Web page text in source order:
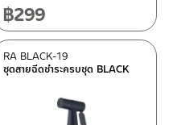
฿299
สินค้าปรับราคาลดลง
ชุดสายฉีดชำระครบชุด BLACK
RA BLACK-19